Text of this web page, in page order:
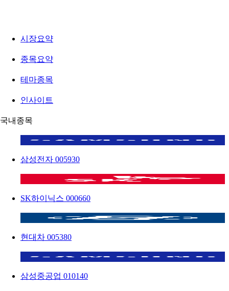
시장요약
종목요약
테마종목
인사이트
국내종목
삼성전자 005930
SK하이닉스 000660
현대차 005380
삼성중공업 010140